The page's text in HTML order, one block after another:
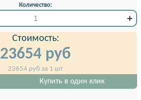
Количество:
Стоимость:
23654 руб
23654 руб за 1 шт
Купить в один клик